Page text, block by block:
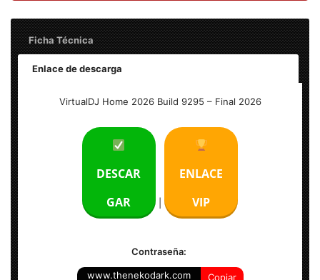
Ficha Técnica
Enlace de descarga
Tamaño: 450 MB
VirtualDJ Home 2026 Build 9295 – Final 2026
DESCAR
GAR
ENLACE
VIP
Contraseña:
www.thenekodark.com Copiar